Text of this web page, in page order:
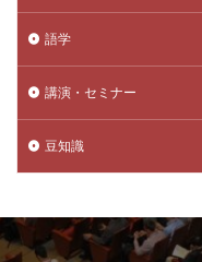
語学
講演・セミナー
豆知識